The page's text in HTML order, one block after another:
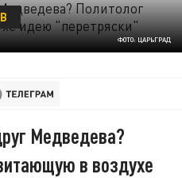
ФОТО: ЦАРЬГРАД
Медведева?
в воздухе